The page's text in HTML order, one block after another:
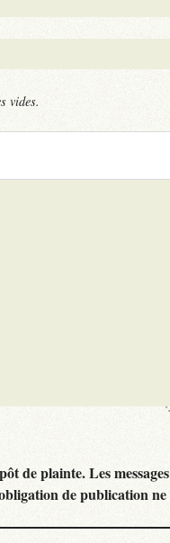
vides.
de plainte. Les
de publication